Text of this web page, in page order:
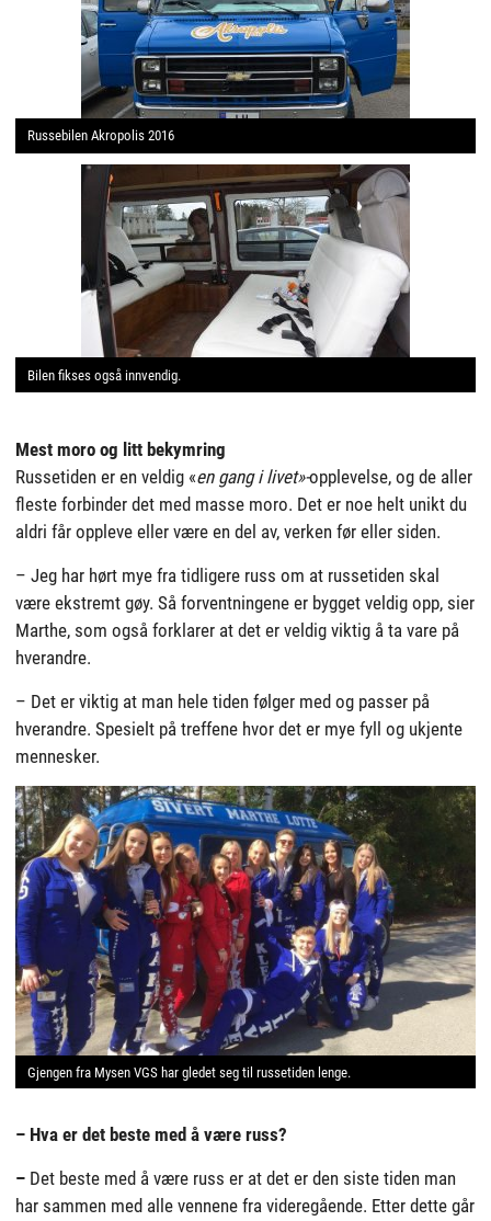
Russebilen Akropolis 2016
Bilen fikses også innvendig.
Mest moro og litt bekymring
Russetiden er en veldig «en gang i livet»-opplevelse, og de aller
fleste forbinder det med masse moro. Det er noe helt unikt du
aldri får oppleve eller være en del av, verken før eller siden.
– Jeg har hørt mye fra tidligere russ om at russetiden skal
være ekstremt gøy. Så forventningene er bygget veldig opp, sier
Marthe, som også forklarer at det er veldig viktig å ta vare på
hverandre.
– Det er viktig at man hele tiden følger med og passer på
hverandre. Spesielt på treffene hvor det er mye fyll og ukjente
mennesker.
Gjengen fra Mysen VGS har gledet seg til russetiden lenge.
– Hva er det beste med å være russ?
– Det beste med å være russ er at det er den siste tiden man
har sammen med alle vennene fra videregående. Etter dette går